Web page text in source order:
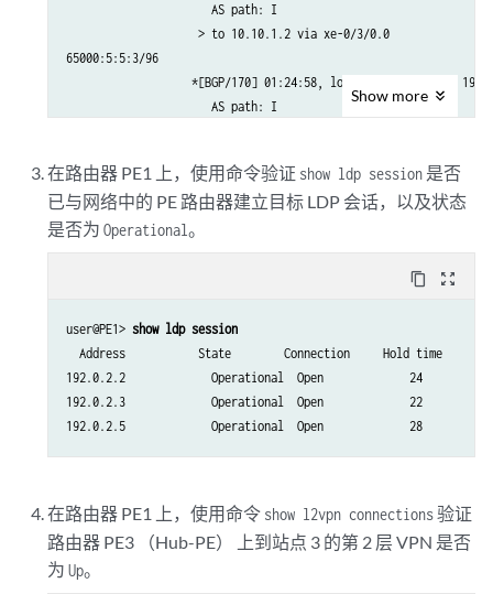
                      AS path: I
                    > to 10.10.1.2 via xe-0/3/0.0
65000:5:5:3/96
*[BGP/170] 01:24:58, localpref 100, from
                      AS path: I
*[BGP/170] 01:24:58, localpref 100, from
                      AS path: I
Show more
在路由器 PE1 上，使用命令验证 show ldp session 是否
已与网络中的 PE 路由器建立目标 LDP 会话，以及状态
是否为Operational。
content_copy zoom_out_map
user@PE1> show ldp session
  Address           State        Connection     Hold time
192.0.2.2             Operational  Open             24
192.0.2.3             Operational  Open             22
在路由器 PE1 上，使用命令 show l2vpn connections 验证
路由器 PE3 （Hub-PE） 上到站点 3 的第 2 层 VPN 是否
为Up。